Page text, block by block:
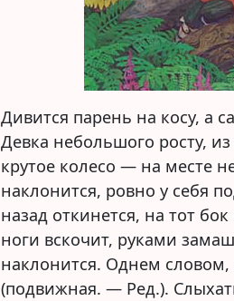
Дивится парень на косу, а
Девка небольшого росту,
крутое колесо — на месте
наклонится, ровно у себя
назад откинется, на тот
ноги вскочит, руками
наклонится. Однем словом,
(подвижная. — Ред.).